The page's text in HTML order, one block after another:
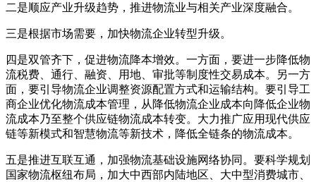
二是顺应产业升级趋势，推进物流业与相关产业深度融合。
三是根据市场需要，加快物流企业转型升级。
四是双管齐下，促进物流降本增效。一方面，要进一步降低物
流税费、通行、融资、用地、审批等制度性交易成本。另一方
面，要引导物流企业调整资源配置方式和运输结构。要引导工
商企业优化物流成本管理，从降低物流企业成本向降低企业物
流成本乃至整个供应链物流成本转变。大力推广应用现代供应
链等新模式和智慧物流等新技术，降低全链条的物流成本。
五是推进互联互通，加强物流基础设施网络协同。要科学规划
国家物流枢纽布局，加大中西部内陆地区、大中型消费城市、